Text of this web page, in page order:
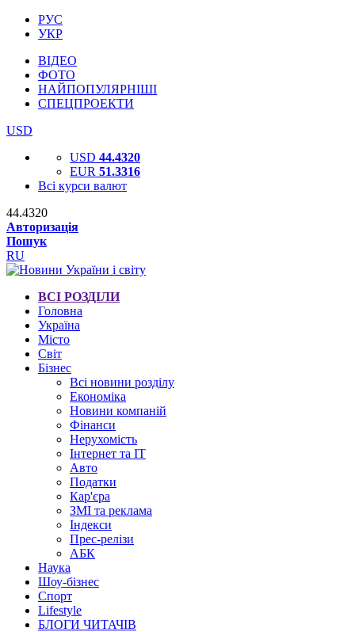
РУС
УКР
ВІДЕО
ФОТО
НАЙПОПУЛЯРНІШІ
СПЕЦПРОЕКТИ
USD
USD 44.4320
EUR 51.3316
Всі курси валют
44.4320
Авторизація
Пошук
RU
ВСІ РОЗДІЛИ
Головна
Україна
Місто
Світ
Бізнес
Всі новини розділу
Економіка
Новини компаній
Фінанси
Нерухомість
Інтернет та IT
Авто
Податки
Кар'єра
ЗМІ та реклама
Індекси
Прес-релізи
АБК
Наука
Шоу-бізнес
Спорт
Lifestyle
БЛОГИ ЧИТАЧІВ